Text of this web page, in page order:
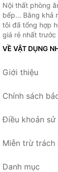
Nội thất phòng
bếp... Bằng khả
tôi đã tổng hợp
giá rẻ nhất trước
VỀ VẬT DỤNG
Giới thiệu
Chính sách
Điều khoản sử
Miễn trừ trách
Danh mục